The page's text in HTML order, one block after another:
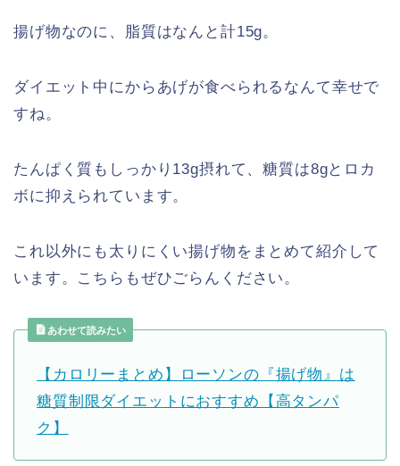
揚げ物なのに、脂質はなんと計15g。
ダイエット中にからあげが食べられるなんて幸せで
すね。
たんぱく質もしっかり13g摂れて、糖質は8gとロカ
ボに抑えられています。
これ以外にも太りにくい揚げ物をまとめて紹介して
います。こちらもぜひごらんください。
あわせて読みたい
【カロリーまとめ】ローソンの『揚げ物』は
糖質制限ダイエットにおすすめ【高タンパ
ク】